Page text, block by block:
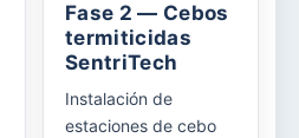
Fase 2 — Cebos
termiticidas
SentriTech
Instalación de
estaciones de cebo